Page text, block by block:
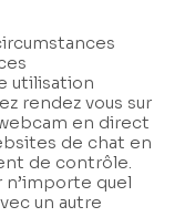
utilisation
rendez vous sur
en direct
de chat en
de contrôle.
n’importe quel
un autre